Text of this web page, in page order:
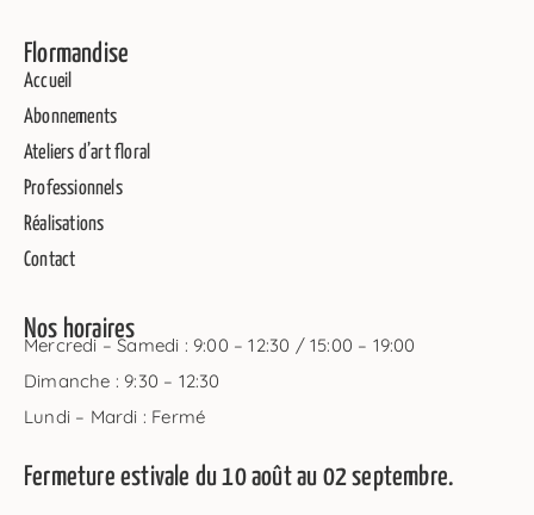
Flormandise
Accueil
Abonnements
Ateliers d’art floral
Professionnels
Réalisations
Contact
Nos horaires
Mercredi – Samedi : 9:00 – 12:30 / 15:00 – 19:00
Dimanche : 9:30 – 12:30
Lundi – Mardi : Fermé
Fermeture estivale du 10 août au 02 septembre.